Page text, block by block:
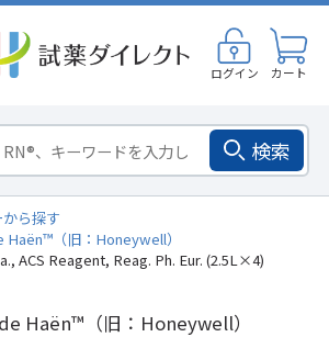
ログイン カート
検索
ら探す
（旧：Honeywell）
ACS Reagent, Reag. Ph. Eur. (2.5L×4)
Haën™（旧：Honeywell）